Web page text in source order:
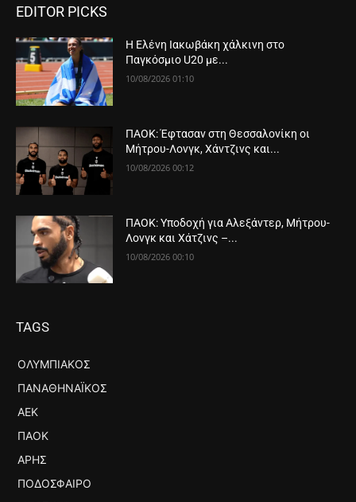
EDITOR PICKS
Η Ελένη Ιακωβάκη χάλκινη στο
Παγκόσμιο U20 με...
10/08/2026 01:10
ΠΑΟΚ: Έφτασαν στη Θεσσαλονίκη οι
Μήτρου-Λονγκ, Χάντζινς και...
10/08/2026 00:12
ΠΑΟΚ: Υποδοχή για Αλεξάντερ, Μήτρου-
Λονγκ και Χάτζινς –...
10/08/2026 00:10
TAGS
ΟΛΥΜΠΙΑΚΌΣ
ΠΑΝΑΘΗΝΑΪΚΌΣ
ΑΕΚ
ΠΑΟΚ
ΆΡΗΣ
ΠΟΔΌΣΦΑΙΡΟ